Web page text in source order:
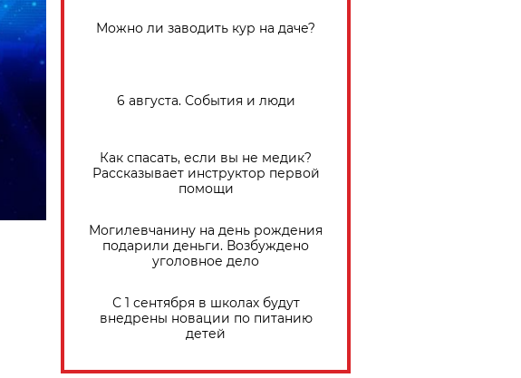
Можно ли заводить кур на даче?
6 августа. События и люди
Как спасать, если вы не медик?
Рассказывает инструктор первой
помощи
Могилевчанину на день рождения
подарили деньги. Возбуждено
уголовное дело
С 1 сентября в школах будут
внедрены новации по питанию
детей